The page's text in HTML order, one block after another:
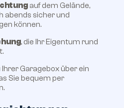
auf dem Gelände,
abends sicher und
können.
, die Ihr Eigentum rund
Ihrer Garagebox über ein
Sie bequem per